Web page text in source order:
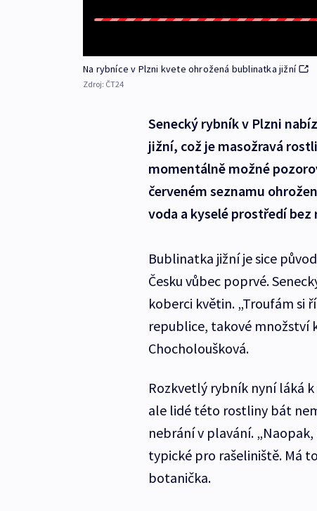
Na rybníce v Plzni kvete ohrožená bublinatka jižní
Zdroj: ČT24
Senecký rybník v Plzni
jižní, což je masožravá
momentálně možné
červeném seznamu
voda a kyselé prostředí bez
Bublinatka jižní je sice
Česku vůbec poprvé.
koberci květin. „Troufám si
republice, takové množství
Chocholoušková.
Rozkvetlý rybník nyní láká
ale lidé této rostliny bát
nebrání v plavání.
typické pro rašeliniště. Má
botanička.